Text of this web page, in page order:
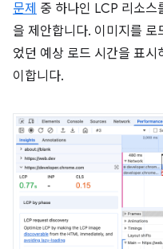
문제 중 하나인 LCP 리소스
을 제안합니다. 이미지를
었던 예상 로드 시간을 표시
이합니다.